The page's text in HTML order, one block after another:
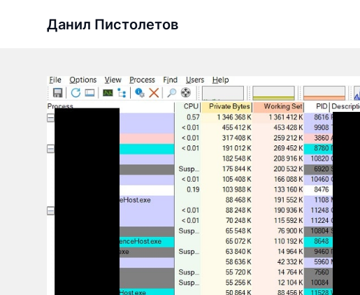
Данил Пистолетов